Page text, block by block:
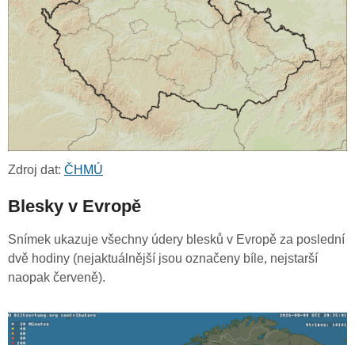
Zdroj dat: ČHMÚ
Blesky v Evropě
Snímek ukazuje všechny údery blesků v Evropě za poslední
dvě hodiny (nejaktuálnější jsou označeny bíle, nejstarší
naopak červeně).